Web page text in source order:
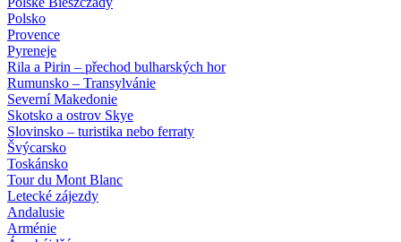
Polsko
Provence
Pyreneje
Rila a Pirin – přechod bulharských hor
Rumunsko – Transylvánie
Severní Makedonie
Skotsko a ostrov Skye
Slovinsko – turistika nebo ferraty
Švýcarsko
Toskánsko
Tour du Mont Blanc
Letecké zájezdy
Andalusie
Arménie